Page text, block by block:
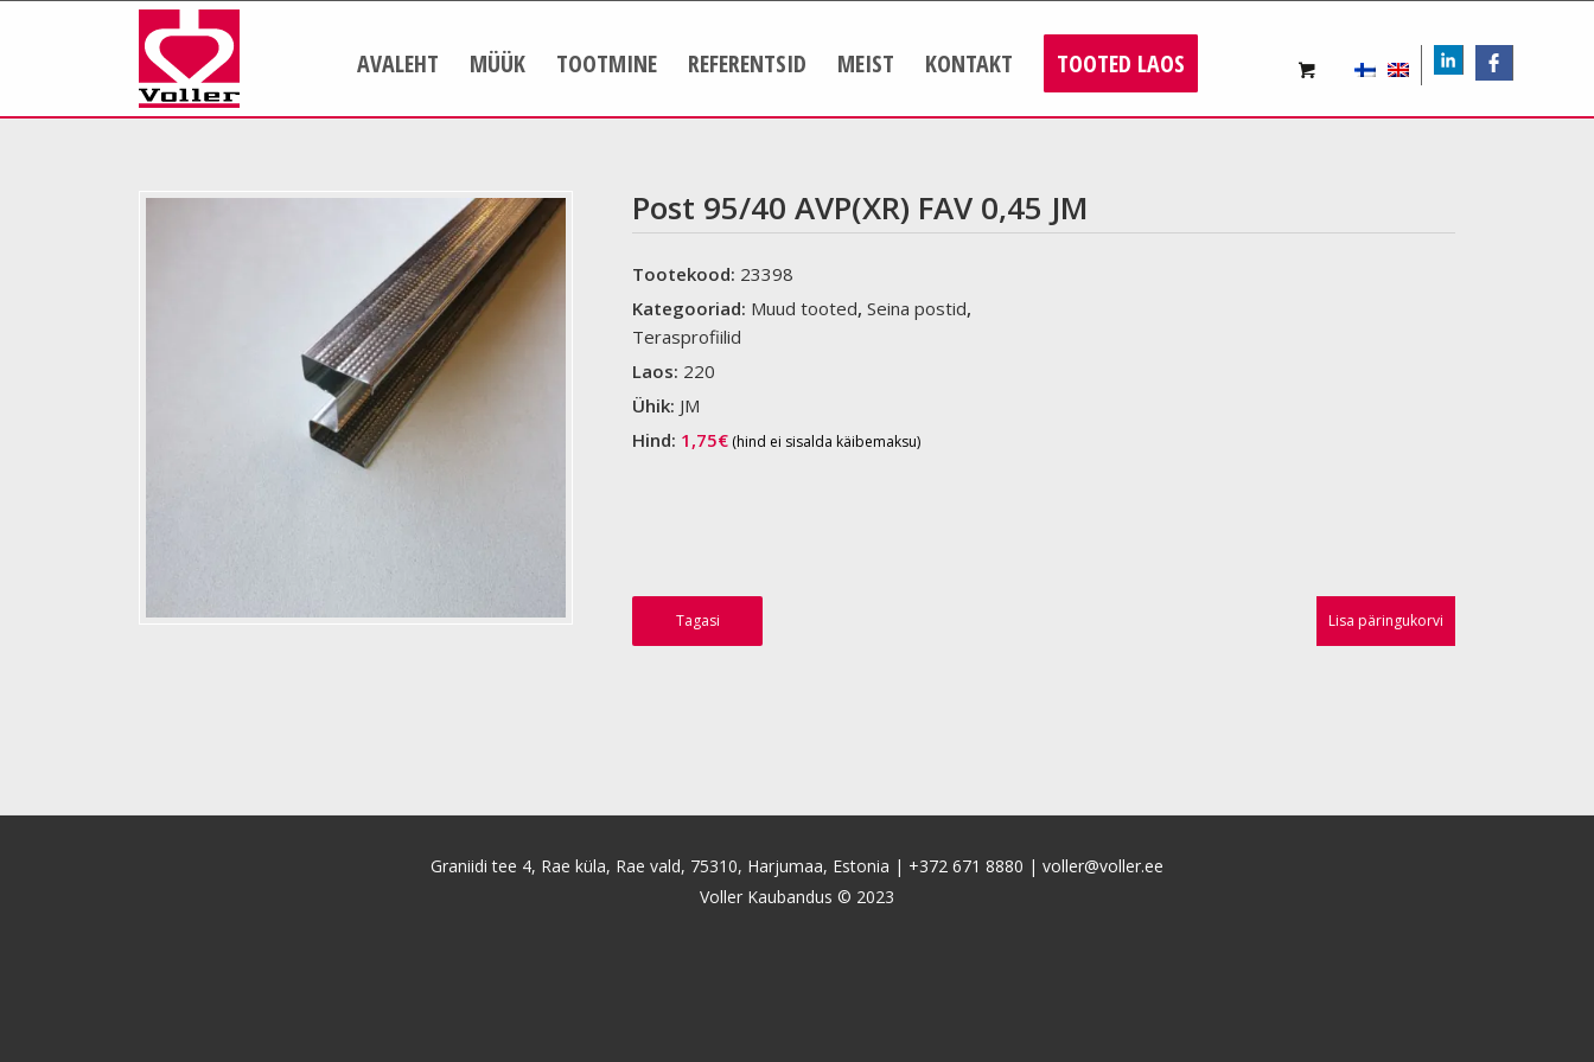
FB
LIn
AVALEHT MÜÜK TOOTMINE REFERENTSID MEIST KONTAKT TOOTED LAOS
Post 95/40 AVP(XR) FAV 0,45 JM
Tootekood: 23398
Kategooriad: Muud tooted,Seina postid,
Terasprofiilid
Laos: 220
Ühik: JM
Hind: 1,75€ (hind ei sisalda käibemaksu)
Tagasi Lisa päringukorvi
Graniidi tee 4, Rae küla, Rae vald, 75310, Harjumaa, Estonia | +372 671 8880 | voller@voller.ee
Voller Kaubandus © 2023